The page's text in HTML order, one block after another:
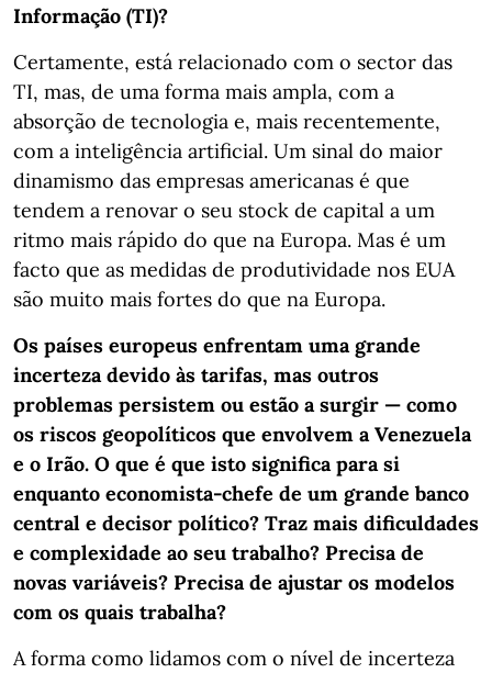
Informação (TI)?
Certamente, está relacionado com o sector das
TI, mas, de uma forma mais ampla, com a
absorção de tecnologia e, mais recentemente,
com a inteligência artificial. Um sinal do maior
dinamismo das empresas americanas é que
tendem a renovar o seu stock de capital a um
ritmo mais rápido do que na Europa. Mas é um
facto que as medidas de produtividade nos EUA
são muito mais fortes do que na Europa.
Os países europeus enfrentam uma grande
incerteza devido às tarifas, mas outros
problemas persistem ou estão a surgir — como
os riscos geopolíticos que envolvem a Venezuela
e o Irão. O que é que isto significa para si
enquanto economista-chefe de um grande banco
central e decisor político? Traz mais dificuldades
e complexidade ao seu trabalho? Precisa de
novas variáveis? Precisa de ajustar os modelos
com os quais trabalha?
A forma como lidamos com o nível de incerteza